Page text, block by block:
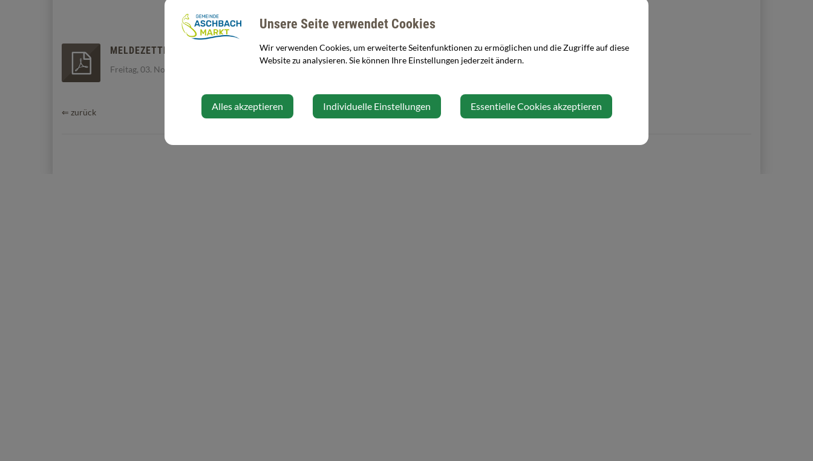
MELDEZETTEL 2023 AUSFÜLLBAR.PDF
Freitag, 03. November 2023
⇐ zurück
Unsere Seite verwendet Cookies
Wir verwenden Cookies, um erweiterte Seitenfunktionen zu ermöglichen und die Zugriffe auf diese
Website zu analysieren. Sie können Ihre Einstellungen jederzeit ändern.
Alles akzeptieren Individuelle Einstellungen Essentielle Cookies akzeptieren